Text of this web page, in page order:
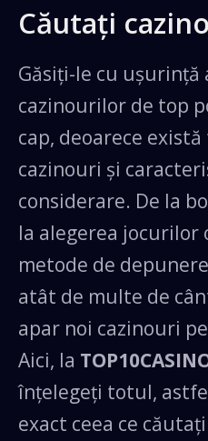
Afișați mai multe
Afișați mai multe
Căutați
Găsiți-le cu ușurință
cazinourilor de top
cap, deoarece
cazinouri și
considerare. De la
la alegerea jocurilor
metode de
atât de multe de
apar noi cazinouri
Aici, la
înțelegeți totul,
exact ceea ce